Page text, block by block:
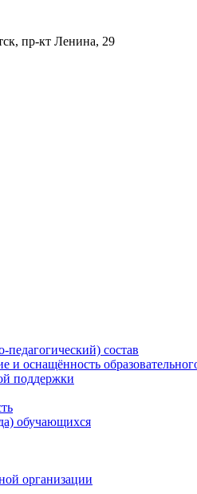
пр-кт Ленина, 29
педагогический) состав
и оснащённость
поддержки
обучающихся
организации